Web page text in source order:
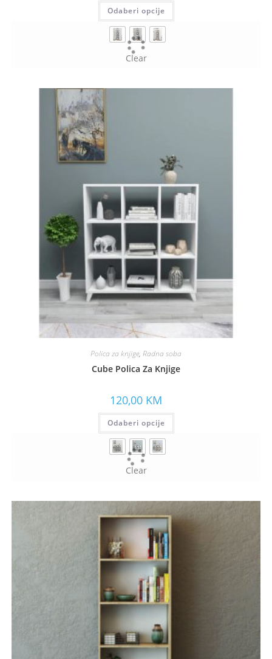
Odaberi opcije
Clear
Polica za knjige, Radna soba
Cube Polica Za Knjige
120,00 KM
Odaberi opcije
Clear